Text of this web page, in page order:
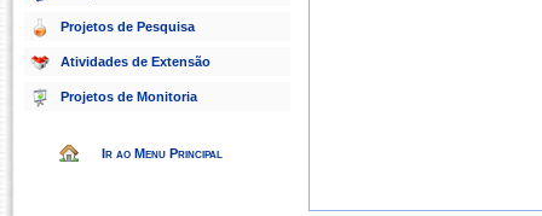
Projetos de Pesquisa
Atividades de Extensão
Projetos de Monitoria
Ir ao Menu Principal